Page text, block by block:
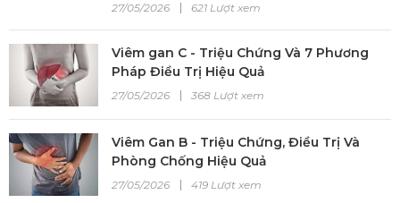
27/05/2026 621 Lượt xem
Viêm gan C - Triệu Chứng Và 7 Phương
Pháp Điều Trị Hiệu Quả
27/05/2026 368 Lượt xem
Viêm Gan B - Triệu Chứng, Điều Trị Và
Phòng Chống Hiệu Quả
27/05/2026 419 Lượt xem